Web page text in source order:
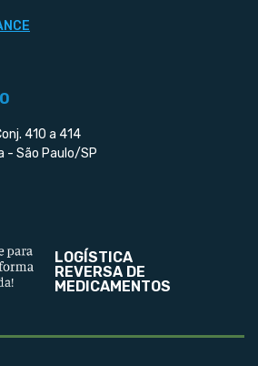
410 a 414
- São Paulo/SP
LOGÍSTICA
REVERSA DE
MEDICAMENTOS